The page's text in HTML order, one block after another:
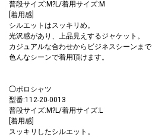
普段サイズ:M?L/着用サイズ:M
[着用感]
シルエットはスッキリめ。
光沢感があり、上品見えするジャケット。
カジュアルな合わせからビジネスシーンまで
色んなシーンで着用頂けます。
◯ポロシャツ
型番:112-20-0013
普段サイズ:M?L/着用サイズ:L
[着用感]
スッキリしたシルエット。